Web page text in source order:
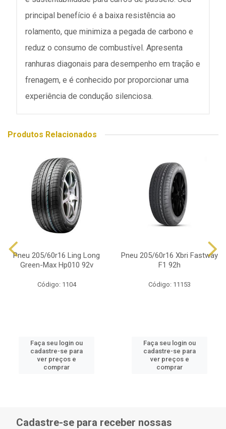
principal benefício é a baixa resistência ao
rolamento, que minimiza a pegada de carbono e
reduz o consumo de combustível. Apresenta
ranhuras diagonais para desempenho em tração e
frenagem, e é conhecido por proporcionar uma
experiência de condução silenciosa.
Produtos Relacionados
Pneu 205/60r16 Ling Long
Green-Max Hp010 92v
Código: 1104
Faça seu login ou
cadastre-se para
ver preços e
comprar
Pneu 205/60r16 Xbri Fastway
F1 92h
Código: 11153
Faça seu login ou
cadastre-se para
ver preços e
comprar
Cadastre-se para receber nossas